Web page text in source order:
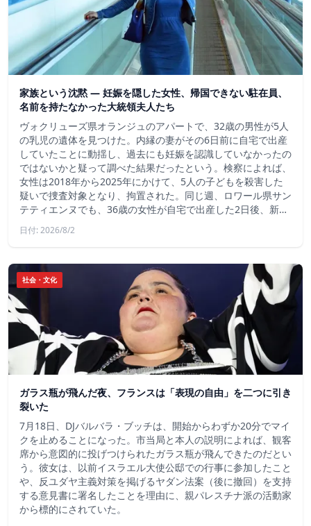
家族という沈黙 ― 妊娠を隠した女性、帰国できない駐在員、
名前を持たなかった大統領夫人たち
ヴォクリューズ県オランジュのアパートで、32歳の男性が5人
の乳児の遺体を見つけた。内縁の妻がその6日前に自宅で出産
していたことに動揺し、過去にも妊娠を認識していなかったの
ではないかと疑って調べた結果だったという。検察によれば、
女性は2018年から2025年にかけて、5人の子どもを殺害した
疑いで捜査対象となり、拘置された。同じ週、ロワール県サン
テティエンヌでも、36歳の女性が自宅で出産した2日後、新…
日付: 2026/8/2
社会・文化
ガラス瓶が飛んだ夜、フランスは「表現の自由」を二つに引き
裂いた
7月18日、DJバルバラ・ブッチは、開始からわずか20分でマイ
クを止めることになった。市当局と本人の説明によれば、観客
席から意図的に投げつけられたガラス瓶が飛んできたのだとい
う。彼女は、以前イスラエル大使公邸での行事に参加したこと
や、反ユダヤ主義対策を掲げるヤダン法案（後に撤回）を支持
する意見書に署名したことを理由に、親パレスチナ派の活動家
から標的にされていた。